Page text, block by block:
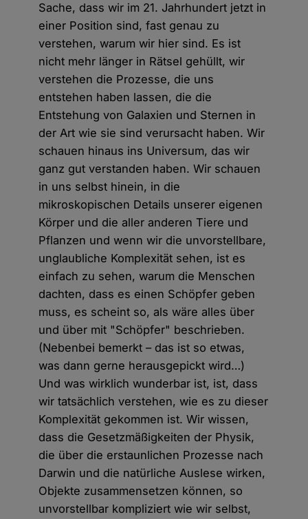
Sache, dass wir im 21. Jahrhundert jetzt in
einer Position sind, fast genau zu
verstehen, warum wir hier sind. Es ist
nicht mehr länger in Rätsel gehüllt, wir
verstehen die Prozesse, die uns
entstehen haben lassen, die die
Entstehung von Galaxien und Sternen in
der Art wie sie sind verursacht haben. Wir
schauen hinaus ins Universum, das wir
ganz gut verstanden haben. Wir schauen
in uns selbst hinein, in die
mikroskopischen Details unserer eigenen
Körper und die aller anderen Tiere und
Pflanzen und wenn wir die unvorstellbare,
unglaubliche Komplexität sehen, ist es
einfach zu sehen, warum die Menschen
dachten, dass es einen Schöpfer geben
muss, es scheint so, als wäre alles über
und über mit "Schöpfer" beschrieben.
(Nebenbei bemerkt – das ist so etwas,
was dann gerne herausgepickt wird…)
Und was wirklich wunderbar ist, ist, dass
wir tatsächlich verstehen, wie es zu dieser
Komplexität gekommen ist. Wir wissen,
dass die Gesetzmäßigkeiten der Physik,
die über die erstaunlichen Prozesse nach
Darwin und die natürliche Auslese wirken,
Objekte zusammensetzen können, so
unvorstellbar kompliziert wie wir selbst,